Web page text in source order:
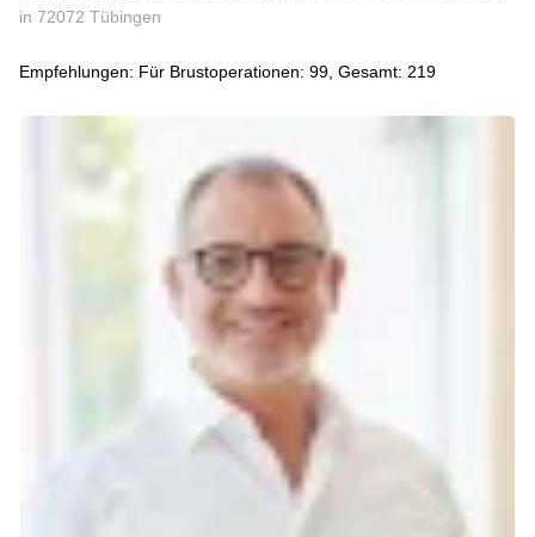
in 72072 Tübingen
Empfehlungen: Für Brustoperationen: 99, Gesamt: 219